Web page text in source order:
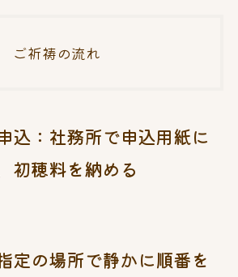
ご祈祷の流れ
込：社務所で申込用紙に
初穂料を納める
定の場所で静かに順番を